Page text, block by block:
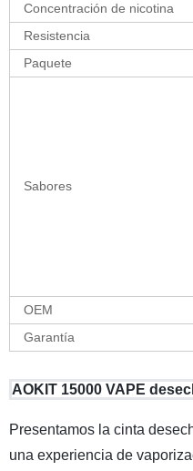
Concentración de nicotina
Resistencia
Paquete
Sabores
OEM
Garantía
AOKIT 15000 VAPE
Presentamos la cinta
una experiencia de